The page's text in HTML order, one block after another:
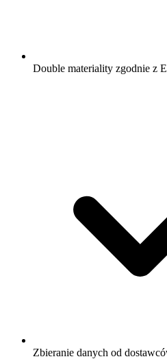
Double materiality zgodnie z
Zbieranie danych od